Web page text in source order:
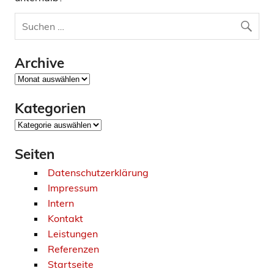
Archive
Archive
Kategorien
Kategorien
Seiten
Datenschutzerklärung
Impressum
Intern
Kontakt
Leistungen
Referenzen
Startseite